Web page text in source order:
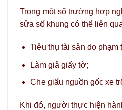
Trong một số trường hợp
sửa số khung có thể liên
Tiêu thụ tài sản do phạm
Làm giả giấy tờ;
Che giấu nguồn gốc xe
Khi đó, người thực hiện